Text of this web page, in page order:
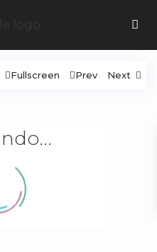
Fullscreen Prev Next